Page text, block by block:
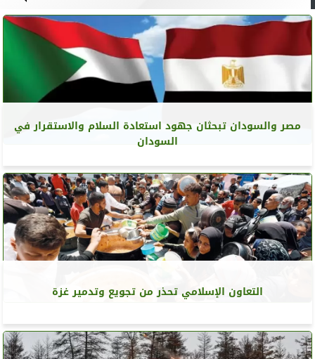
مصر والسودان تبحثان جهود استعادة السلام والاستقرار في
السودان
التعاون الإسلامي تحذر من تجويع وتدمير غزة